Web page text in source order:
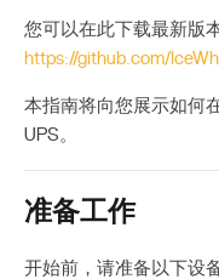
您可以在此下载最新版
https://github.com/
本指南将向您展示如何
UPS。
准备工作
开始前，请准备以下设